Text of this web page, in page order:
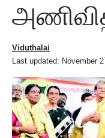
Last updated: November
Viduthalai